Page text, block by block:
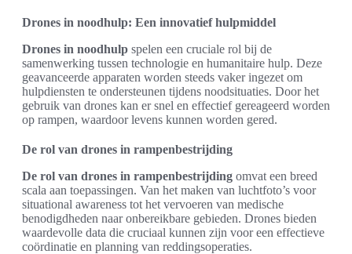
Drones in noodhulp: Een innovatief hulpmiddel
Drones in noodhulp spelen een cruciale rol bij de
samenwerking tussen technologie en humanitaire hulp. Deze
geavanceerde apparaten worden steeds vaker ingezet om
hulpdiensten te ondersteunen tijdens noodsituaties. Door het
gebruik van drones kan er snel en effectief gereageerd worden
op rampen, waardoor levens kunnen worden gered.
De rol van drones in rampenbestrijding
De rol van drones in rampenbestrijding omvat een breed
scala aan toepassingen. Van het maken van luchtfoto’s voor
situational awareness tot het vervoeren van medische
benodigdheden naar onbereikbare gebieden. Drones bieden
waardevolle data die cruciaal kunnen zijn voor een effectieve
coördinatie en planning van reddingsoperaties.